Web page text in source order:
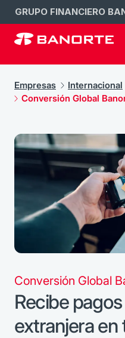
GRUPO FINANCIERO
Empresas
Internacional
Conversión Global
Conversión Global
Recibe
extranjera en